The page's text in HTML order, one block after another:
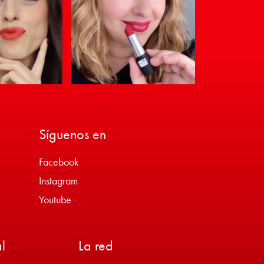
Síguenos en
Facebook
Instagram
Youtube
La red